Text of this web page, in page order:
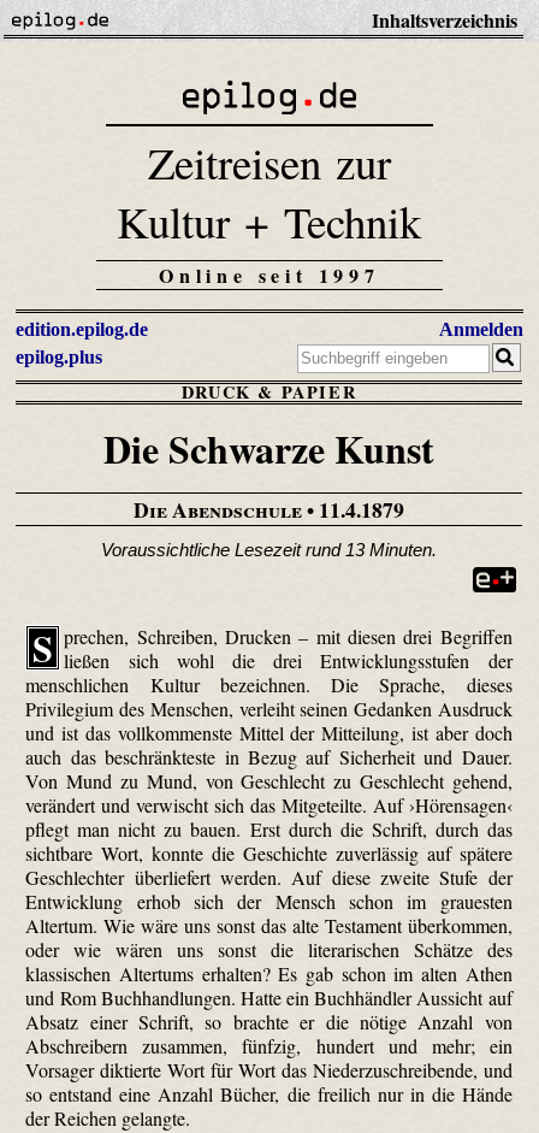
Inhaltsverzeichnis
Zeitreisen zur
Kultur + Technik
Online seit 1997
edition.epilog.de
epilog.plus
Anmelden
DRUCK & PAPIER
Die Schwarze Kunst
Die Abendschule• 11.4.1879
Voraussichtliche Lesezeit rund 13 Minuten.
S prechen, Schreiben, Drucken – mit diesen drei Begriffen
ließen sich wohl die drei Entwicklungsstufen der
menschlichen Kultur bezeichnen. Die Sprache, dieses
Privilegium des Menschen, verleiht seinen Gedanken Ausdruck
und ist das vollkommenste Mittel der Mitteilung, ist aber doch
auch das beschränkteste in Bezug auf Sicherheit und Dauer.
Von Mund zu Mund, von Geschlecht zu Geschlecht gehend,
verändert und verwischt sich das Mitgeteilte. Auf ›Hörensagen‹
pflegt man nicht zu bauen. Erst durch die Schrift, durch das
sichtbare Wort, konnte die Geschichte zuverlässig auf spätere
Geschlechter überliefert werden. Auf diese zweite Stufe der
Entwicklung erhob sich der Mensch schon im grauesten
Altertum. Wie wäre uns sonst das alte Testament überkommen,
oder wie wären uns sonst die literarischen Schätze des
klassischen Altertums erhalten? Es gab schon im alten Athen
und Rom Buchhandlungen. Hatte ein Buchhändler Aussicht auf
Absatz einer Schrift, so brachte er die nötige Anzahl von
Abschreibern zusammen, fünfzig, hundert und mehr; ein
Vorsager diktierte Wort für Wort das Niederzuschreibende, und
so entstand eine Anzahl Bücher, die freilich nur in die Hände
der Reichen gelangte.